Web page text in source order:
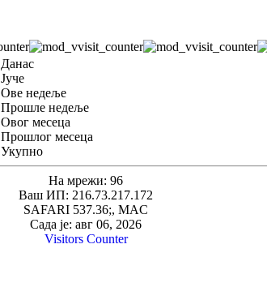
Данас
Јуче
Ове недеље
Прошле недеље
Овог месеца
Прошлог месеца
Укупно
На мрежи: 96
Ваш ИП: 216.73.217.172
SAFARI 537.36;, MAC
Сада је: авг 06, 2026
Visitors Counter